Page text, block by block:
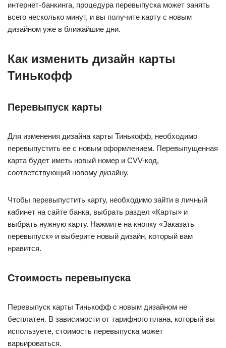
интернет-банкинга, процедура перевыпуска может занять
всего несколько минут, и вы получите карту с новым
дизайном уже в ближайшие дни.
Как изменить дизайн карты
Тинькофф
Перевыпуск карты
Для изменения дизайна карты Тинькофф, необходимо
перевыпустить ее с новым оформлением. Перевыпущенная
карта будет иметь новый номер и CVV-код,
соответствующий новому дизайну.
Чтобы перевыпустить карту, необходимо зайти в личный
кабинет на сайте банка, выбрать раздел «Карты» и
выбрать нужную карту. Нажмите на кнопку «Заказать
перевыпуск» и выберите новый дизайн, который вам
нравится.
Стоимость перевыпуска
Перевыпуск карты Тинькофф с новым дизайном не
бесплатен. В зависимости от тарифного плана, который вы
используете, стоимость перевыпуска может
варьироваться.